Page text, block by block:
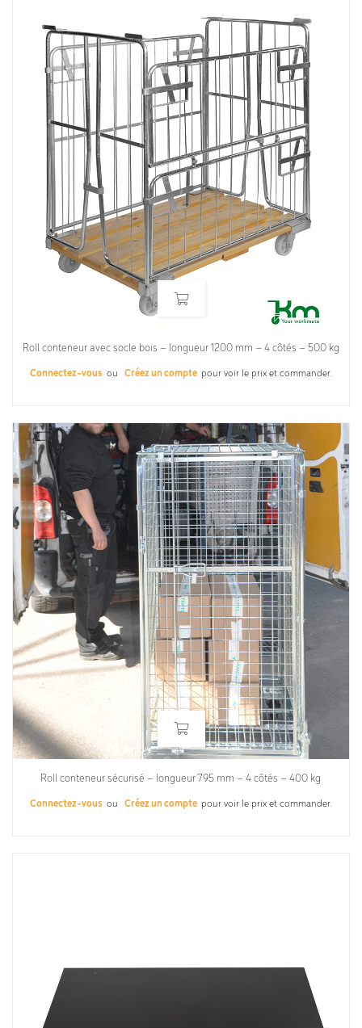
Roll conteneur avec socle bois – longueur 1200 mm – 4 côtés – 500 kg
Connectez-vous ou Créez un compte pour voir le prix et commander.
Roll conteneur sécurisé – longueur 795 mm – 4 côtés – 400 kg
Connectez-vous ou Créez un compte pour voir le prix et commander.